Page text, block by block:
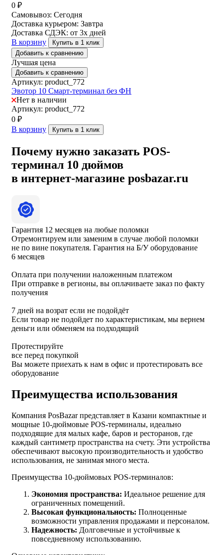
0 ₽
Самовывоз: Сегодня
Доставка курьером: Завтра
Доставка СДЭК: от 3х дней
В корзину
Купить в 1 клик
Добавить к сравнению
Лучшая цена
Добавить к сравнению
Артикул: product_772
Эвотор 10 Смарт-терминал без ФН
Нет в наличии
Артикул: product_772
0 ₽
В корзину
Купить в 1 клик
Почему нужно заказать POS-
терминал 10 дюймов
в интернет-магазине posbazar.ru
Гарантия 12 месяцев на любые поломки
Отремонтируем или заменим в случае любой поломки
не по вине покупателя. Гарантия на Б/У оборудование
6 месяцев
Оплата при получении наложенным платежом
При отправке в регионы, вы оплачиваете заказ по факту
получения
7 дней на возрат если не подойдёт
Если товар не подойдет по характеристикам, мы вернем
деньги или обменяем на подходящий
Протестируйте
все перед покупкой
Вы можете приехать к нам в офис и протестировать все
оборудование
Преимущества использования
Компания PosBazar представляет в Казани компактные и
мощные 10-дюймовые POS-терминалы, идеально
подходящие для малых кафе, баров и ресторанов, где
каждый сантиметр пространства на счету. Эти устройства
обеспечивают высокую производительность и удобство
использования, не занимая много места.
Преимущества 10-дюймовых POS-терминалов:
Экономия пространства: Идеальное решение для
ограниченных помещений.
Высокая функциональность: Полноценные
возможности управления продажами и персоналом.
Надежность: Долговечные и устойчивые к
повседневному использованию.